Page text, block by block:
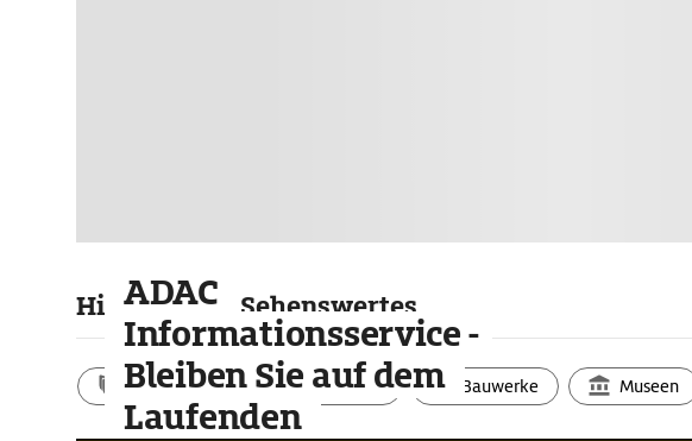
Highlights & Sehenswertes
Aktivitäten Landschaft Bauwerke Museen
ADAC
Informationsservice -
Bleiben Sie auf dem
Laufenden